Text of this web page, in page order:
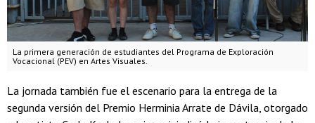
La primera generación de estudiantes del Programa de Exploración
Vocacional (PEV) en Artes Visuales.
La jornada también fue el escenario para la entrega de la
segunda versión del Premio Herminia Arrate de Dávila, otorgado